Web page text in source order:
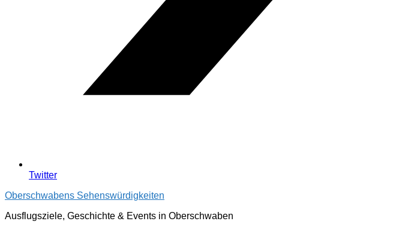
Twitter
Oberschwabens Sehenswürdigkeiten
Ausflugsziele, Geschichte & Events in Oberschwaben